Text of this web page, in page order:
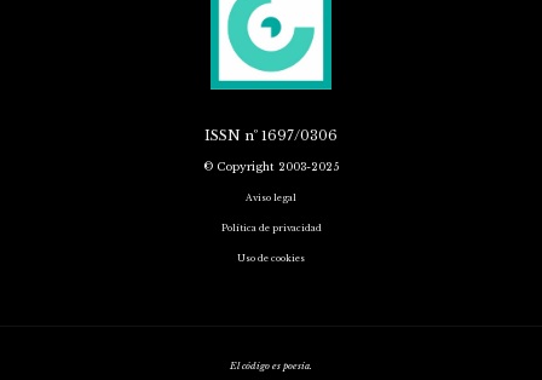
ISSN nº 1697/0306
© Copyright 2003-2025
Aviso legal
Política de privacidad
Uso de cookies
El código es poesía.